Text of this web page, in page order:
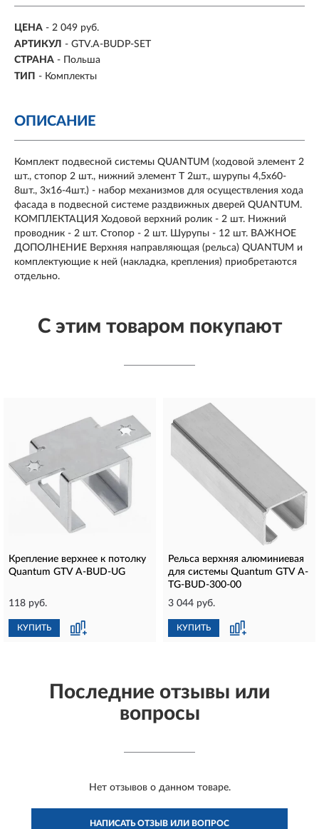
ЦЕНА - 2 049 руб.
АРТИКУЛ - GTV.A-BUDP-SET
СТРАНА - Польша
ТИП - Комплекты
ОПИСАНИЕ
Комплект подвесной системы QUANTUM (ходовой элемент 2
шт., стопор 2 шт., нижний элемент Т 2шт., шурупы 4,5х60-
8шт., 3х16-4шт.) - набор механизмов для осуществления хода
фасада в подвесной системе раздвижных дверей QUANTUM.
КОМПЛЕКТАЦИЯ Ходовой верхний ролик - 2 шт. Нижний
проводник - 2 шт. Стопор - 2 шт. Шурупы - 12 шт. ВАЖНОЕ
ДОПОЛНЕНИЕ Верхняя направляющая (рельса) QUANTUM и
комплектующие к ней (накладка, крепления) приобретаются
отдельно.
С этим товаром покупают
Крепление верхнее к потолку
Quantum GTV A-BUD-UG
118 руб.
КУПИТЬ
Рельса верхняя алюминиевая
для системы Quantum GTV A-
TG-BUD-300-00
3 044 руб.
КУПИТЬ
Последние отзывы или
вопросы
Нет отзывов о данном товаре.
НАПИСАТЬ ОТЗЫВ ИЛИ ВОПРОС